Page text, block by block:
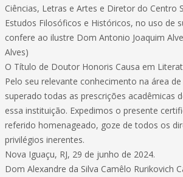
Ciências, Letras e Artes e Diretor do Centro
Estudos Filosóficos e Históricos, no uso de
confere ao ilustre Dom Antonio Joaquim
Alves)
O Título de Doutor Honoris Causa em
Pelo seu relevante conhecimento na área
superado todas as prescrições acadêmicas
essa instituição. Expedimos o presente
referido homenageado, goze de todos os
privilégios inerentes.
Nova Iguaçu, RJ, 29 de junho de 2024.
Dom Alexandre da Silva Camêlo Rurikovich